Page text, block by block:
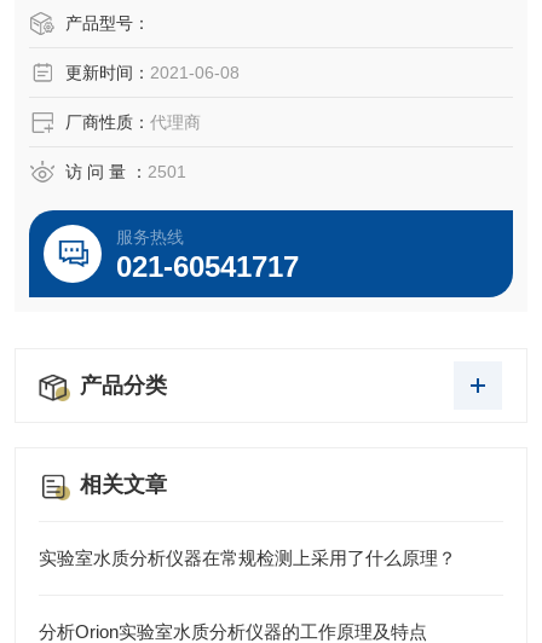
产品型号：
更新时间： 2021-06-08
厂商性质： 代理商
访 问 量 ： 2501
服务热线
021-60541717
产品分类
相关文章
实验室水质分析仪器在常规检测上采用了什么原理？
分析Orion实验室水质分析仪器的工作原理及特点